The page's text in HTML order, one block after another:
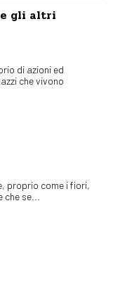
e gli altri
di azioni ed
che vivono
proprio come i fiori,
se...